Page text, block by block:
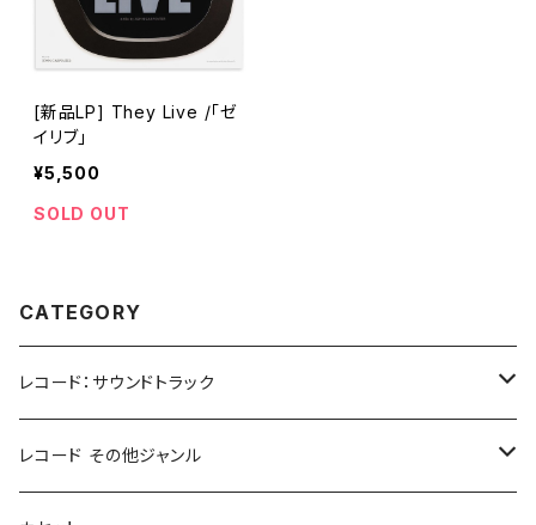
[新品LP] They Live /「ゼ
イリブ」
¥5,500
SOLD OUT
CATEGORY
レコード：サウンドトラック
ホラー/スリラー
レコード その他ジャンル